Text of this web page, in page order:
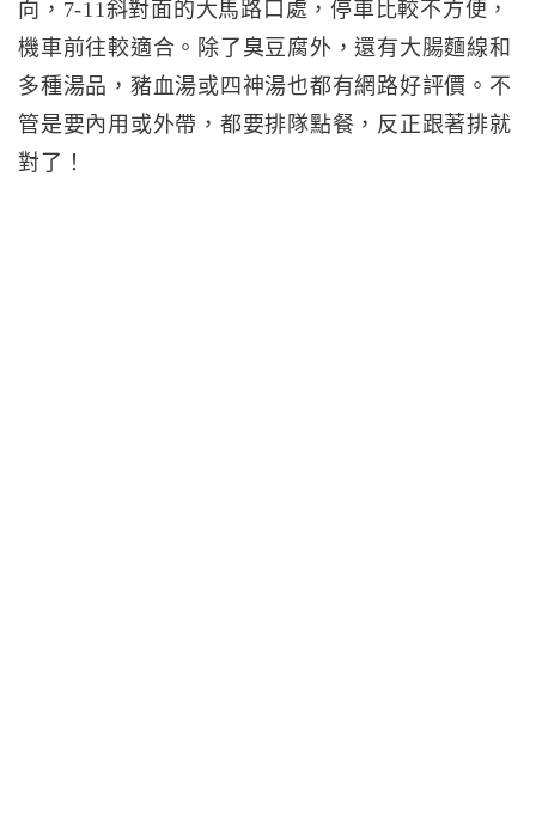
向，7-11斜對面的大馬路口處，停車比較不方便，
機車前往較適合。除了臭豆腐外，還有大腸麵線和
多種湯品，豬血湯或四神湯也都有網路好評價。不
管是要內用或外帶，都要排隊點餐，反正跟著排就
對了！